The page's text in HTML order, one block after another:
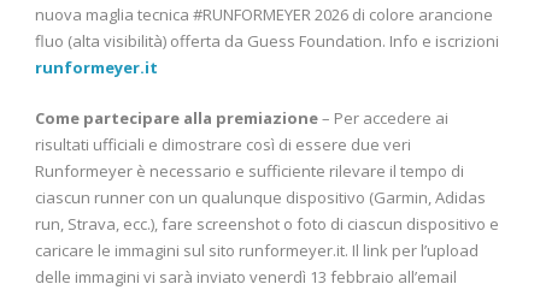
nuova maglia tecnica #RUNFORMEYER 2026 di colore arancione
fluo (alta visibilità) offerta da Guess Foundation. Info e iscrizioni
runformeyer.it
Come partecipare alla premiazione– Per accedere ai
risultati ufficiali e dimostrare così di essere due veri
Runformeyer è necessario e sufficiente rilevare il tempo di
ciascun runner con un qualunque dispositivo (Garmin, Adidas
run, Strava, ecc.), fare screenshot o foto di ciascun dispositivo e
caricare le immagini sul sito runformeyer.it. Il link per l’upload
delle immagini vi sarà inviato venerdì 13 febbraio all’email